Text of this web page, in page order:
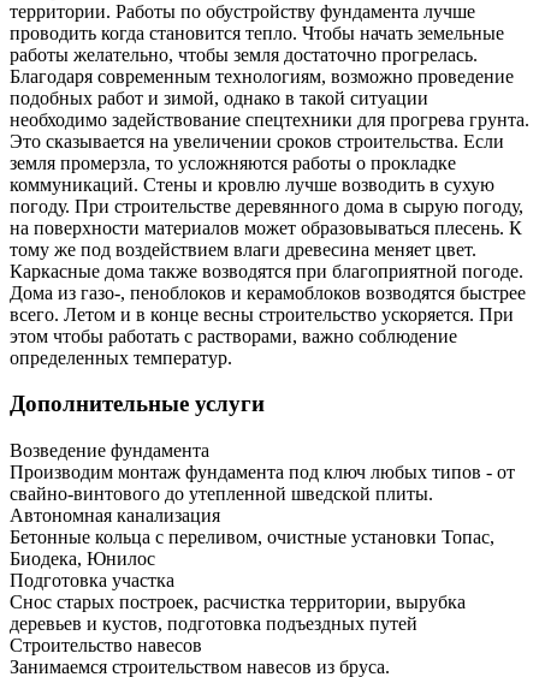
территории. Работы по обустройству фундамента лучше
проводить когда становится тепло. Чтобы начать земельные
работы желательно, чтобы земля достаточно прогрелась.
Благодаря современным технологиям, возможно проведение
подобных работ и зимой, однако в такой ситуации
необходимо задействование спецтехники для прогрева грунта.
Это сказывается на увеличении сроков строительства. Если
земля промерзла, то усложняются работы о прокладке
коммуникаций. Стены и кровлю лучше возводить в сухую
погоду. При строительстве деревянного дома в сырую погоду,
на поверхности материалов может образовываться плесень. К
тому же под воздействием влаги древесина меняет цвет.
Каркасные дома также возводятся при благоприятной погоде.
Дома из газо-, пеноблоков и керамоблоков возводятся быстрее
всего. Летом и в конце весны строительство ускоряется. При
этом чтобы работать с растворами, важно соблюдение
определенных температур.
Дополнительные услуги
Возведение фундамента
Производим монтаж фундамента под ключ любых типов - от
свайно-винтового до утепленной шведской плиты.
Автономная канализация
Бетонные кольца с переливом, очистные установки Топас,
Биодека, Юнилос
Подготовка участка
Снос старых построек, расчистка территории, вырубка
деревьев и кустов, подготовка подъездных путей
Строительство навесов
Занимаемся строительством навесов из бруса.